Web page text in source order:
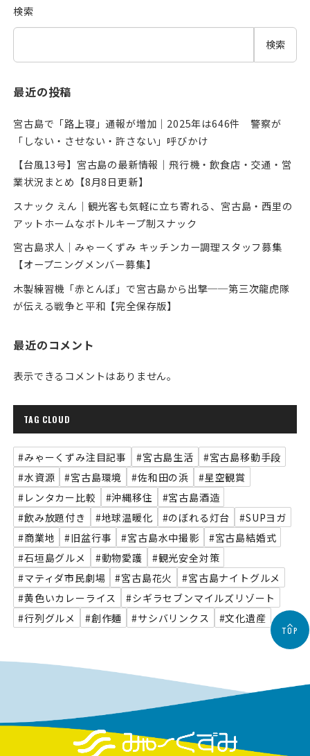
検索
検索
最近の投稿
宮古島で「路上寝」通報が増加｜2025年は646件 警察が
「しない・させない・許さない」呼びかけ
【台風13号】宮古島の最新情報｜飛行機・飲食店・交通・営
業状況まとめ【8月8日更新】
スナック えん｜観光客も気軽に立ち寄れる、宮古島・西里の
アットホームなボトルキープ制スナック
宮古島求人｜みゃーくずみ キッチンカー調理スタッフ募集
【オープニングメンバー募集】
木製練習機「赤とんぼ」で宮古島から出撃──第三次龍虎隊
が伝える戦争と平和【完全保存版】
最近のコメント
表示できるコメントはありません。
TAG CLOUD
#みゃーくずみ注目記事 #宮古島生活
#宮古島移動手段
#水資源
#宮古島環境 #佐和田の浜
#星空観賞
#レンタカー比較
#沖縄移住
#宮古島酒造
#飲み放題付き
#地球温暖化 #のぼれる灯台
#SUPヨガ
#商業地
#旧盆行事 #宮古島水中撮影
#宮古島結婚式
#石垣島グルメ
#動物愛護
#観光安全対策
#マティダ市民劇場
#宮古島花火
#宮古島ナイトグルメ
#黄色いカレーライス
#シギラセブンマイルズリゾート
#行列グルメ
#創作麺 #サシバリンクス #文化遺産
TOP